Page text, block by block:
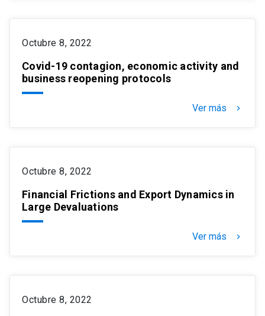
Octubre 8, 2022
Covid-19 contagion, economic activity and
business reopening protocols
Ver más keyboard_arrow_right
Octubre 8, 2022
Financial Frictions and Export Dynamics in
Large Devaluations
Ver más keyboard_arrow_right
Octubre 8, 2022